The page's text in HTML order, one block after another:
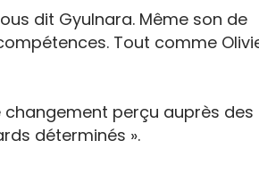
dit Gyulnara. Même son de
Tout comme
changement perçu auprès des
déterminés ».